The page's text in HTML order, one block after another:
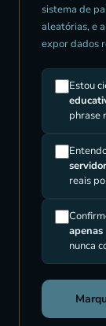
sistema de
aleatórias, e
expor dados
Estou
phrase
reais
nunca